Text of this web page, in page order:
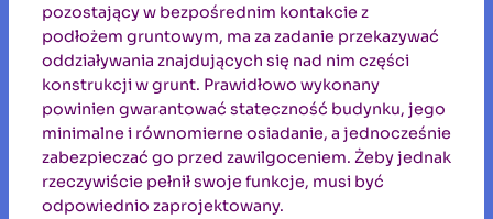
pozostający w bezpośrednim kontakcie z
podłożem gruntowym, ma za zadanie przekazywać
oddziaływania znajdujących się nad nim części
konstrukcji w grunt. Prawidłowo wykonany
powinien gwarantować stateczność budynku, jego
minimalne i równomierne osiadanie, a jednocześnie
zabezpieczać go przed zawilgoceniem. Żeby jednak
rzeczywiście pełnił swoje funkcje, musi być
odpowiednio zaprojektowany.